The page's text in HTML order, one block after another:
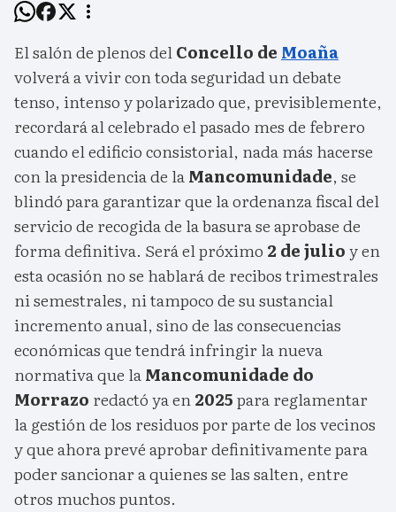
El salón de plenos delConcello de Moaña
volverá a vivir con toda seguridad un debate
tenso, intenso y polarizado que, previsiblemente,
recordará al celebrado el pasado mes de febrero
cuando el edificio consistorial, nada más hacerse
con la presidencia de laMancomunidade, se
blindó para garantizar que la ordenanza fiscal del
servicio de recogida de la basura se aprobase de
forma definitiva. Será el próximo 2 de julioy en
esta ocasión no se hablará de recibos trimestrales
ni semestrales, ni tampoco de su sustancial
incremento anual, sino de las consecuencias
económicas que tendrá infringir la nueva
normativa que laMancomunidade do
Morrazo redactó ya en2025para reglamentar
la gestión de los residuos por parte de los vecinos
y que ahora prevé aprobar definitivamente para
poder sancionar a quienes se las salten, entre
otros muchos puntos.